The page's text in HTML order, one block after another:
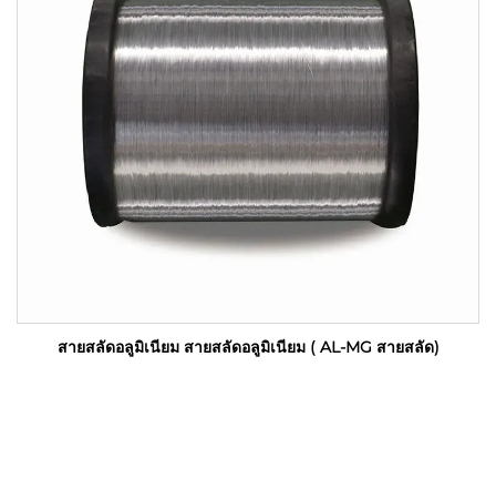
สายสลัดอลูมิเนียม สายสลัดอลูมิเนียม ( AL-MG สายสลัด)